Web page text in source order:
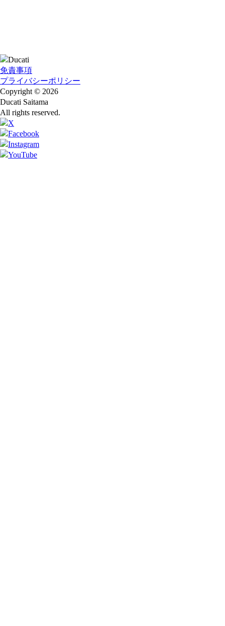
免責事項
プライバシーポリシー
Copyright © 2026
Ducati Saitama
All rights reserved.